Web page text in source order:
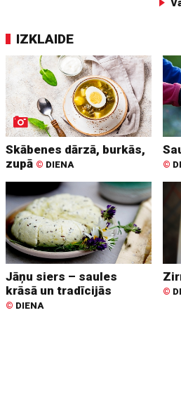
IZKLAIDE
Skābenes dārzā, burkās,
zupā © DIENA ©
Jāņu siers – saules
krāsā un tradīcijās
© DIENA
©